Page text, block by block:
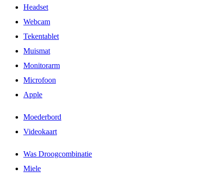
Headset
Webcam
Tekentablet
Muismat
Monitorarm
Microfoon
Apple
Moederbord
Videokaart
Was Droogcombinatie
Miele